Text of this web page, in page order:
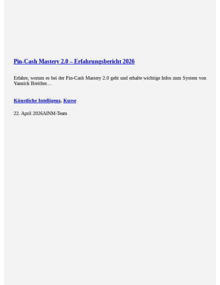
Pin-Cash Mastery 2.0 – Erfahrungsbericht 2026
Erfahre, worum es bei der Pin-Cash Mastery 2.0 geht und erhalte wichtige Infos zum System von
Yannick Breither....
Künstliche Intelligenz, Kurse
22. April 2026AINM-Team